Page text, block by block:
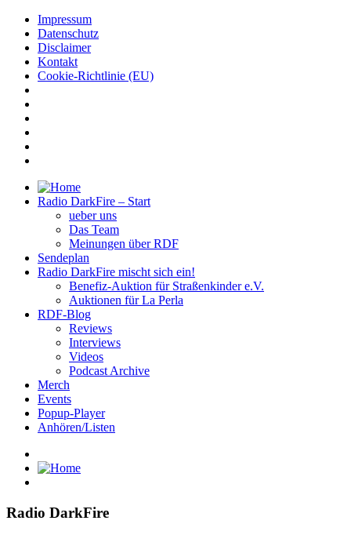
Impressum
Datenschutz
Disclaimer
Kontakt
Cookie-Richtlinie (EU)
Radio DarkFire – Start
ueber uns
Das Team
Meinungen über RDF
Sendeplan
Radio DarkFire mischt sich ein!
Benefiz-Auktion für Straßenkinder e.V.
Auktionen für La Perla
RDF-Blog
Reviews
Interviews
Videos
Podcast Archive
Merch
Events
Popup-Player
Anhören/Listen
Radio DarkFire